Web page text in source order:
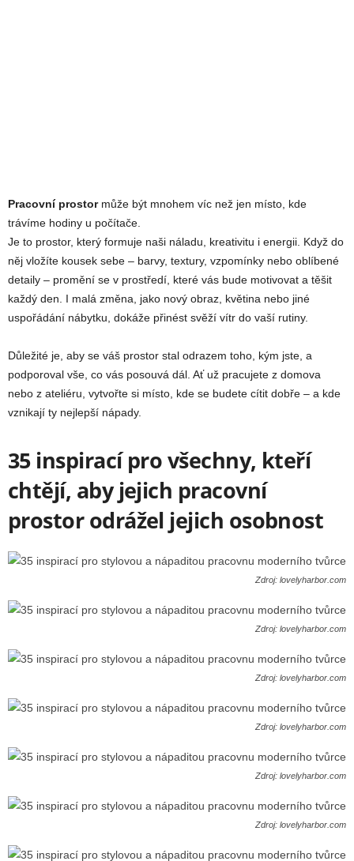
Pracovní prostormůže být mnohem víc než jen místo, kde
trávíme hodiny u počítače.
Je to prostor, který formuje naši náladu, kreativitu i energii. Když do
něj vložíte kousek sebe – barvy, textury, vzpomínky nebo oblíbené
detaily – promění se v prostředí, které vás bude motivovat a těšit
každý den. I malá změna, jako nový obraz, květina nebo jiné
uspořádání nábytku, dokáže přinést svěží vítr do vaší rutiny.
Důležité je, aby se váš prostor stal odrazem toho, kým jste, a
podporoval vše, co vás posouvá dál. Ať už pracujete z domova
nebo z ateliéru, vytvořte si místo, kde se budete cítit dobře – a kde
vznikají ty nejlepší nápady.
35 inspirací pro všechny, kteří
chtějí, aby jejich pracovní
prostor odrážel jejich osobnost
Zdroj: lovelyharbor.com
Zdroj: lovelyharbor.com
Zdroj: lovelyharbor.com
Zdroj: lovelyharbor.com
Zdroj: lovelyharbor.com
Zdroj: lovelyharbor.com